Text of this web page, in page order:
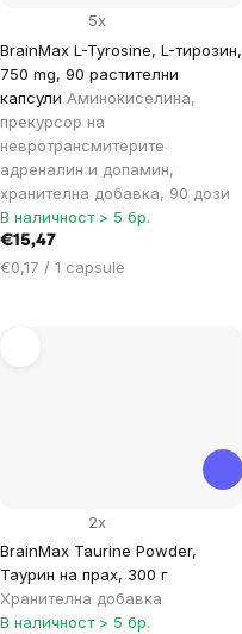
BrainMax L-Tyrosine, L-тирозин,
750 mg, 90 растителни
капсули Аминокиселина,
прекурсор на
невротрансмитерите
адреналин и допамин,
хранителна добавка, 90 дози
5x
В наличност > 5 бр.
€15,47
Цена
€0,17 / 1 capsule
BrainMax Taurine Powder,
Таурин на прах, 300 г
Хранителна добавка
2x
В наличност > 5 бр.